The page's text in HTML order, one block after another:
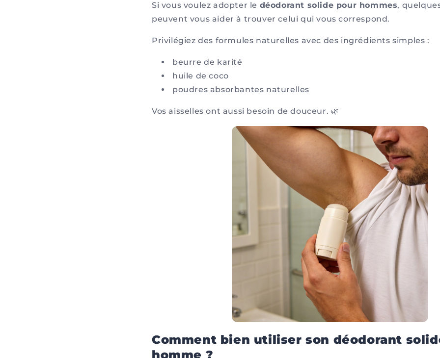
Si vous voulez adopter le déodorant solide pour hommes,
peuvent vous aider à trouver celui qui vous correspond.
Privilégiez des formules naturelles avec des ingrédients simples :
beurre de karité
huile de coco
poudres absorbantes naturelles
Vos aisselles ont aussi besoin de douceur. 🌿
Comment bien utiliser son déodorant
homme ?